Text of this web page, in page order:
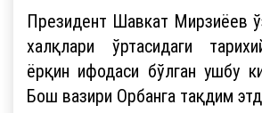
Президент Шавкат Мирзиёев
халқлари ўртасидаги
ёрқин ифодаси бўлган ушбу
Бош вазири Орбанга тақдим